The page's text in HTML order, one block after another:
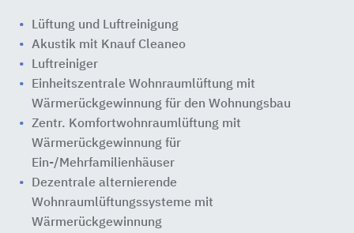
Lüftung und Luftreinigung
Akustik mit Knauf Cleaneo
Luftreiniger
Einheitszentrale Wohnraumlüftung mit
Wärmerückgewinnung für den Wohnungsbau
Zentr. Komfortwohnraumlüftung mit
Wärmerückgewinnung für
Ein-/Mehrfamilienhäuser
Dezentrale alternierende
Wohnraumlüftungssysteme mit
Wärmerückgewinnung